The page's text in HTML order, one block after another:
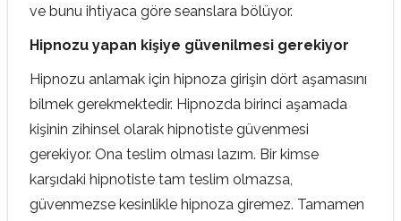
ve bunu ihtiyaca göre seanslara bölüyor.
Hipnozu yapan kişiye güvenilmesi gerekiyor
Hipnozu anlamak için hipnoza girişin dört aşamasını
bilmek gerekmektedir. Hipnozda birinci aşamada
kişinin zihinsel olarak hipnotiste güvenmesi
gerekiyor. Ona teslim olması lazım. Bir kimse
karşıdaki hipnotiste tam teslim olmazsa,
güvenmezse kesinlikle hipnoza giremez. Tamamen